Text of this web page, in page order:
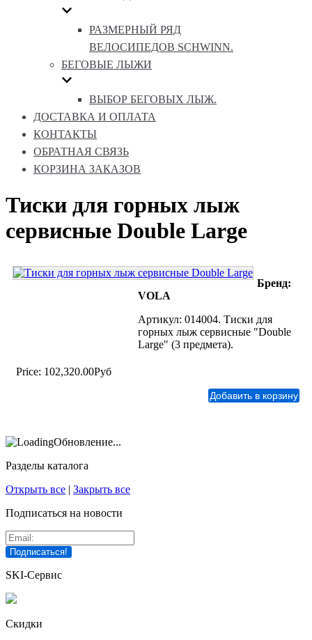
РАЗМЕРНЫЙ РЯД
ВЕЛОСИПЕДОВ SCHWINN.
БЕГОВЫЕ ЛЫЖИ
ВЫБОР БЕГОВЫХ ЛЫЖ.
ДОСТАВКА И ОПЛАТА
КОНТАКТЫ
ОБРАТНАЯ СВЯЗЬ
КОРЗИНА ЗАКАЗОВ
Тиски для горных лыж
сервисные Double Large
Бренд:
VOLA
Артикул: 014004. Тиски для
горных лыж сервисные "Double
Large" (3 предмета).
Price: 102,320.00Руб
Обновление...
Разделы каталога
Открыть все | Закрыть все
Подписаться на новости
SKI-Сервис
Скидки